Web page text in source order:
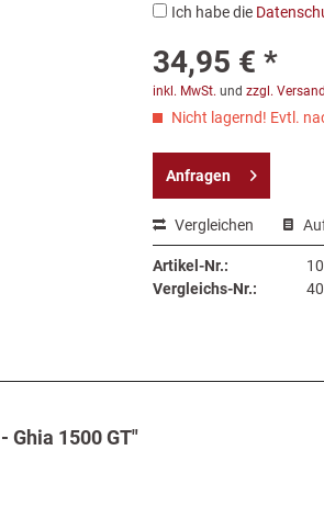
Ich habe die
34,95 € *
inkl. MwSt. und zzgl.
Nicht lagernd! Evtl.
Anfragen
Vergleichen
Artikel-Nr.:
Vergleichs-Nr.:
1500 GT"